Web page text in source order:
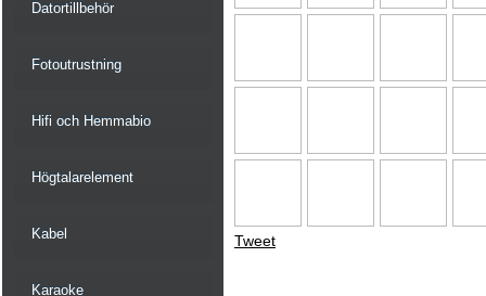
Datortillbehör
Fotoutrustning
Hifi och Hemmabio
Högtalarelement
Kabel
Karaoke
Tweet